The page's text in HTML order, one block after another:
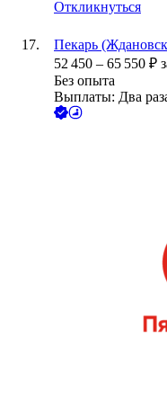
Откликнуться
Пекарь
52 450 – 65 550 ₽
Без опыта
Выплаты: Два